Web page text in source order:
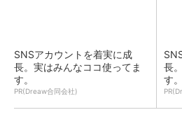
SNSアカウントを着実に成
長。実はみんなココ使ってま
す。
PR(Dreaw合同会社)
長
す。